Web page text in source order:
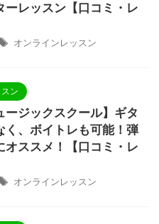
ーレッスン【口コミ・レ
オンラインレッスン
ン
ージックスクール】ギタ
く、ボイトレも可能！弾
オススメ！【口コミ・レ
オンラインレッスン